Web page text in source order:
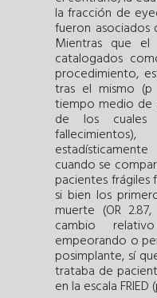
la fracción de
fueron asociados
Mientras que
catalogados
procedimiento,
tras el mismo
tiempo medio de
de los cuales
cuando se
pacientes frágiles
si bien los
muerte (OR
cambio
empeorando o
posimplante, sí
trataba de
en la escala